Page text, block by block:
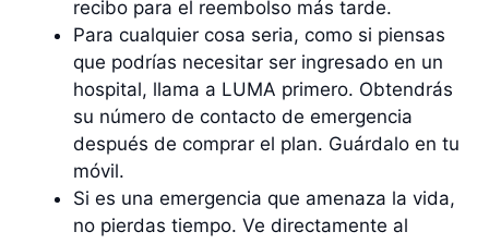
recibo para el reembolso más tarde.
Para cualquier cosa seria, como si piensas
que podrías necesitar ser ingresado en un
hospital, llama a LUMA primero. Obtendrás
su número de contacto de emergencia
después de comprar el plan. Guárdalo en tu
móvil.
Si es una emergencia que amenaza la vida,
no pierdas tiempo. Ve directamente al